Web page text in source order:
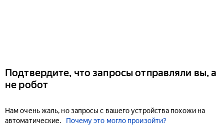
Подтвердите, что запросы отправляли вы, а
не робот
Нам очень жаль, но запросы с вашего устройства похожи на
автоматические.
Почему это могло произойти?